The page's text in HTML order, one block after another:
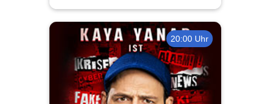
20:00 Uhr